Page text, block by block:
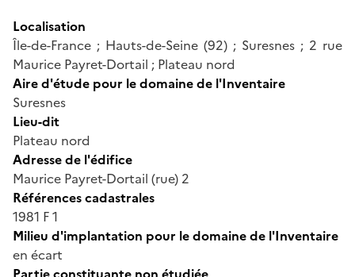
Localisation
Île-de-France ; Hauts-de-Seine (92) ; Suresnes ; 2 rue
Maurice Payret-Dortail ; Plateau nord
Aire d'étude pour le domaine de l'Inventaire
Suresnes
Lieu-dit
Plateau nord
Adresse de l'édifice
Maurice Payret-Dortail (rue) 2
Références cadastrales
1981 F 1
Milieu d'implantation pour le domaine de l'Inventaire
en écart